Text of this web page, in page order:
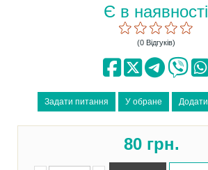
Є в наявності
(0 Відгуків)
80 грн.